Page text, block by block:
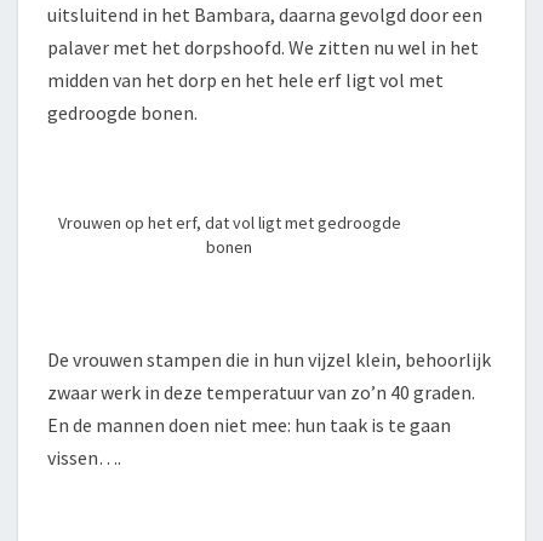
uitsluitend in het Bambara, daarna gevolgd door een
palaver met het dorpshoofd. We zitten nu wel in het
midden van het dorp en het hele erf ligt vol met
gedroogde bonen.
Vrouwen op het erf, dat vol ligt met gedroogde
bonen
De vrouwen stampen die in hun vijzel klein, behoorlijk
zwaar werk in deze temperatuur van zo’n 40 graden.
En de mannen doen niet mee: hun taak is te gaan
vissen….